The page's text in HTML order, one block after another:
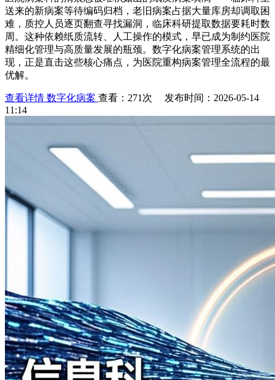
送来的新病案等待编码归档，老旧病案占据大量库房却调取困
难，质控人员逐页翻查寻找漏洞，临床科研提取数据要耗时数
周。这种依赖纸质流转、人工操作的模式，早已成为制约医院
精细化管理与高质量发展的瓶颈。数字化病案管理系统的出
现，正是直击这些核心痛点，为医院重构病案管理全流程的最
优解。
查看详情 数字化病案 查看：271次 发布时间：2026-05-14
11:14